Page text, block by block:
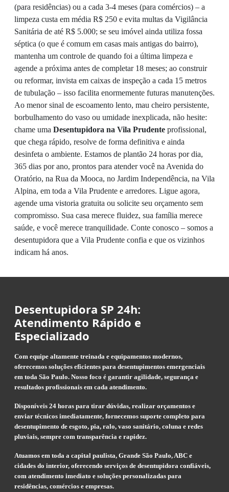
(para residências) ou a cada 3-4 meses (para comércios) – a
limpeza custa em média R$ 250 e evita multas da Vigilância
Sanitária de até R$ 5.000; se seu imóvel ainda utiliza fossa
séptica (o que é comum em casas mais antigas do bairro),
mantenha um controle de quando foi a última limpeza e
agende a próxima antes de completar 18 meses; ao construir
ou reformar, invista em caixas de inspeção a cada 15 metros
de tubulação – isso facilita enormemente futuras manutenções.
Ao menor sinal de escoamento lento, mau cheiro persistente,
borbulhamento do vaso ou umidade inexplicada, não hesite:
chame uma Desentupidora na Vila Prudente profissional,
que chega rápido, resolve de forma definitiva e ainda
desinfeta o ambiente. Estamos de plantão 24 horas por dia,
365 dias por ano, prontos para atender você na Avenida do
Oratório, na Rua da Mooca, no Jardim Independência, na Vila
Alpina, em toda a Vila Prudente e arredores. Ligue agora,
agende uma vistoria gratuita ou solicite seu orçamento sem
compromisso. Sua casa merece fluidez, sua família merece
saúde, e você merece tranquilidade. Conte conosco – somos a
desentupidora que a Vila Prudente confia e que os vizinhos
indicam há anos.
Desentupidora SP 24h:
Atendimento Rápido e
Especializado
Com equipe altamente treinada e equipamentos modernos,
oferecemos soluções eficientes para desentupimentos emergenciais
em toda São Paulo. Nosso foco é garantir agilidade, segurança e
resultados profissionais em cada atendimento.
Disponíveis 24 horas para tirar dúvidas, realizar orçamentos e
enviar técnicos imediatamente, fornecemos suporte completo para
desentupimento de esgoto, pia, ralo, vaso sanitário, coluna e redes
pluviais, sempre com transparência e rapidez.
Atuamos em toda a capital paulista, Grande São Paulo, ABC e
cidades do interior, oferecendo serviços de desentupidora confiáveis,
com atendimento imediato e soluções personalizadas para
residências, comércios e empresas.